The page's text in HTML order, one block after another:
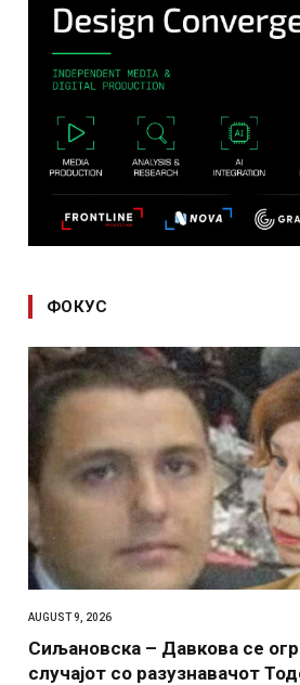
ФОКУС
AUGUST 9, 2026
Сиљановска – Давкова се
случајот со разузнавачот